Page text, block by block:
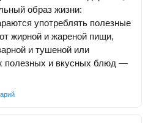
образ жизни:
употреблять полезные
жирной и жареной пищи,
и тушеной или
полезных и вкусных блюд —